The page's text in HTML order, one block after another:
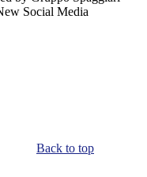
Social Media
Back to top